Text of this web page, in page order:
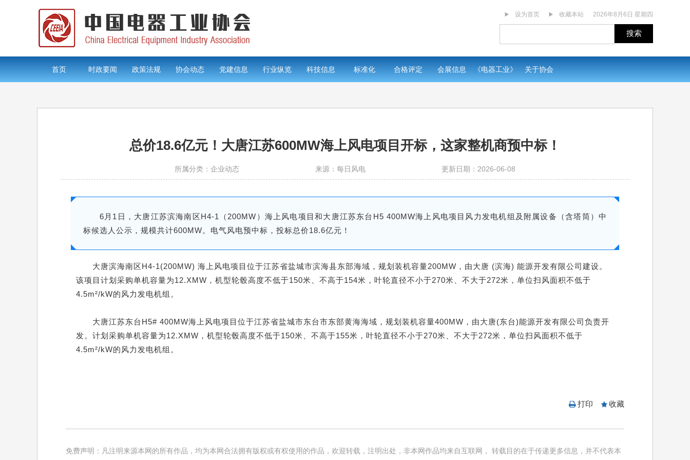
设为首页 收藏本站 2026年8月6日 星期四
搜索
首页 时政要闻 政策法规 协会动态 党建信息 行业纵览 科技信息 标准化 合格评定 会展信息 《电器工业》 关于协会
总价18.6亿元！大唐江苏600MW海上风电项目开标，这家整机商预中标！
所属分类：企业动态 来源：每日风电 更新日期：2026-06-08
6月1日，大唐江苏滨海南区H4-1（200MW）海上风电项目和大唐江苏东台H5 400MW海上风电项目风力发电机组及附属设备（含塔筒）中
标候选人公示，规模共计600MW。电气风电预中标，投标总价18.6亿元！
大唐滨海南区H4-1(200MW) 海上风电项目‌位于江苏省盐城市滨海县东部海域，规划装机容量‌200MW‌，由‌大唐 (滨海) 能源开发有限公司‌建设。
该项目计划采购单机容量为12.XMW，机型轮毂高度不低于150米、不高于154米，叶轮直径不小于270米、不大于272米，单位扫风面积不低于
4.5m²/kW的风力发电机组。
大唐江苏东台H5# 400MW海上风电项目位于江苏省盐城市东台市东部黄海海域，规划装机容量‌400MW，由大唐(东台)能源开发有限公司负责开
发。计划采购单机容量为12.XMW，机型轮毂高度不低于150米、不高于155米，叶轮直径不小于270米、不大于272米，单位扫风面积不低于
4.5m²/kW的风力发电机组。
打印 收藏
免费声明：凡注明来源本网的所有作品，均为本网合法拥有版权或有权使用的作品，欢迎转载，注明出处，非本网作品均来自互联网， 转载目的在于传递更多信息，并不代表本